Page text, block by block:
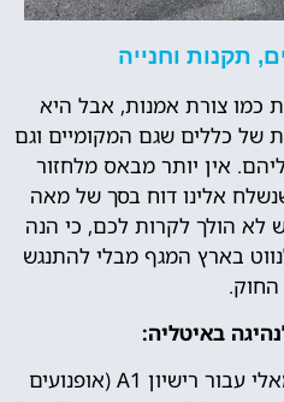
תקנות וחנייה
כמו צורת אמנות, אבל היא
של כללים שגם המקומיים וגם
אין יותר מבאס מלחזור
אלינו דוח בסך של מאה
לא הולך לקרות לכם, כי הנה
בארץ המגף מבלי להתנגש
באיטליה:
עבור מקומיים, הגיל המינימאלי עבור רישיון A1 (אופנועים